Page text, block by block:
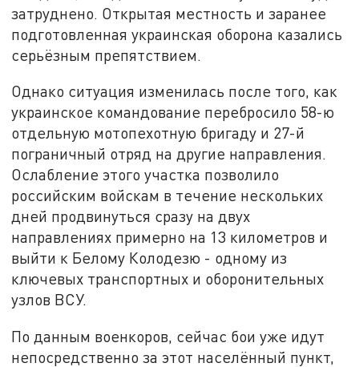
затруднено. Открытая местность и заранее
подготовленная украинская оборона казались
серьёзным препятствием.
Однако ситуация изменилась после того, как
украинское командование перебросило 58-ю
отдельную мотопехотную бригаду и 27-й
пограничный отряд на другие направления.
Ослабление этого участка позволило
российским войскам в течение нескольких
дней продвинуться сразу на двух
направлениях примерно на 13 километров и
выйти к Белому Колодезю - одному из
ключевых транспортных и оборонительных
узлов ВСУ.
По данным военкоров, сейчас бои уже идут
непосредственно за этот населённый пункт,